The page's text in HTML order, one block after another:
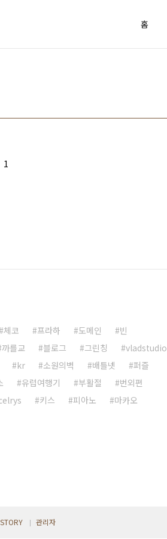
홈
1
체코 프라하 도메인
빈
까를교 블로그 그린칭
vladstudio
kr 소원의벽 배틀넷
퍼즐
유럽여행기 부활절
번외편
키스 피아노
마카오
관리자